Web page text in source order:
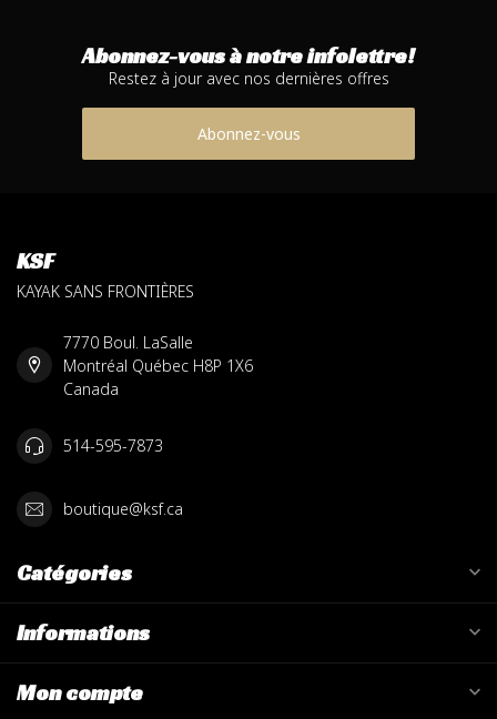
Abonnez-vous à notre infolettre!
Restez à jour avec nos dernières offres
Abonnez-vous
KSF
KAYAK SANS FRONTIÈRES
7770 Boul. LaSalle
Montréal Québec H8P 1X6
Canada
514-595-7873
boutique@ksf.ca
Catégories
Informations
Mon compte